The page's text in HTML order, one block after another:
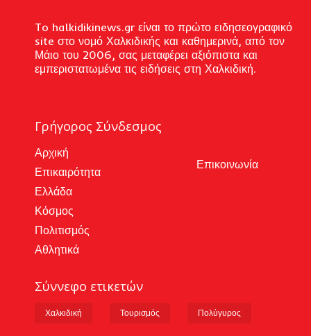
To halkidikinews.gr είναι το πρώτο ειδησεογραφικό
site στο νομό Χαλκιδικής και καθημερινά, από τον
Μάιο του 2006, σας μεταφέρει αξιόπιστα και
εμπεριστατωμένα τις ειδήσεις στη Χαλκιδική.
Γρήγορος Σύνδεσμος
Αρχική
Επικαιρότητα
Ελλάδα
Κόσμος
Πολιτισμός
Αθλητικά
Επικοινωνία
Σύννεφο ετικετών
Χαλκιδική Τουρισμός Πολύγυρος